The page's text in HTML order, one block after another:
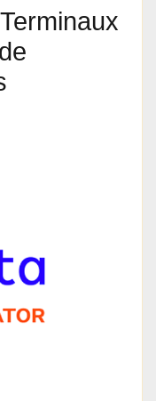
Terminaux